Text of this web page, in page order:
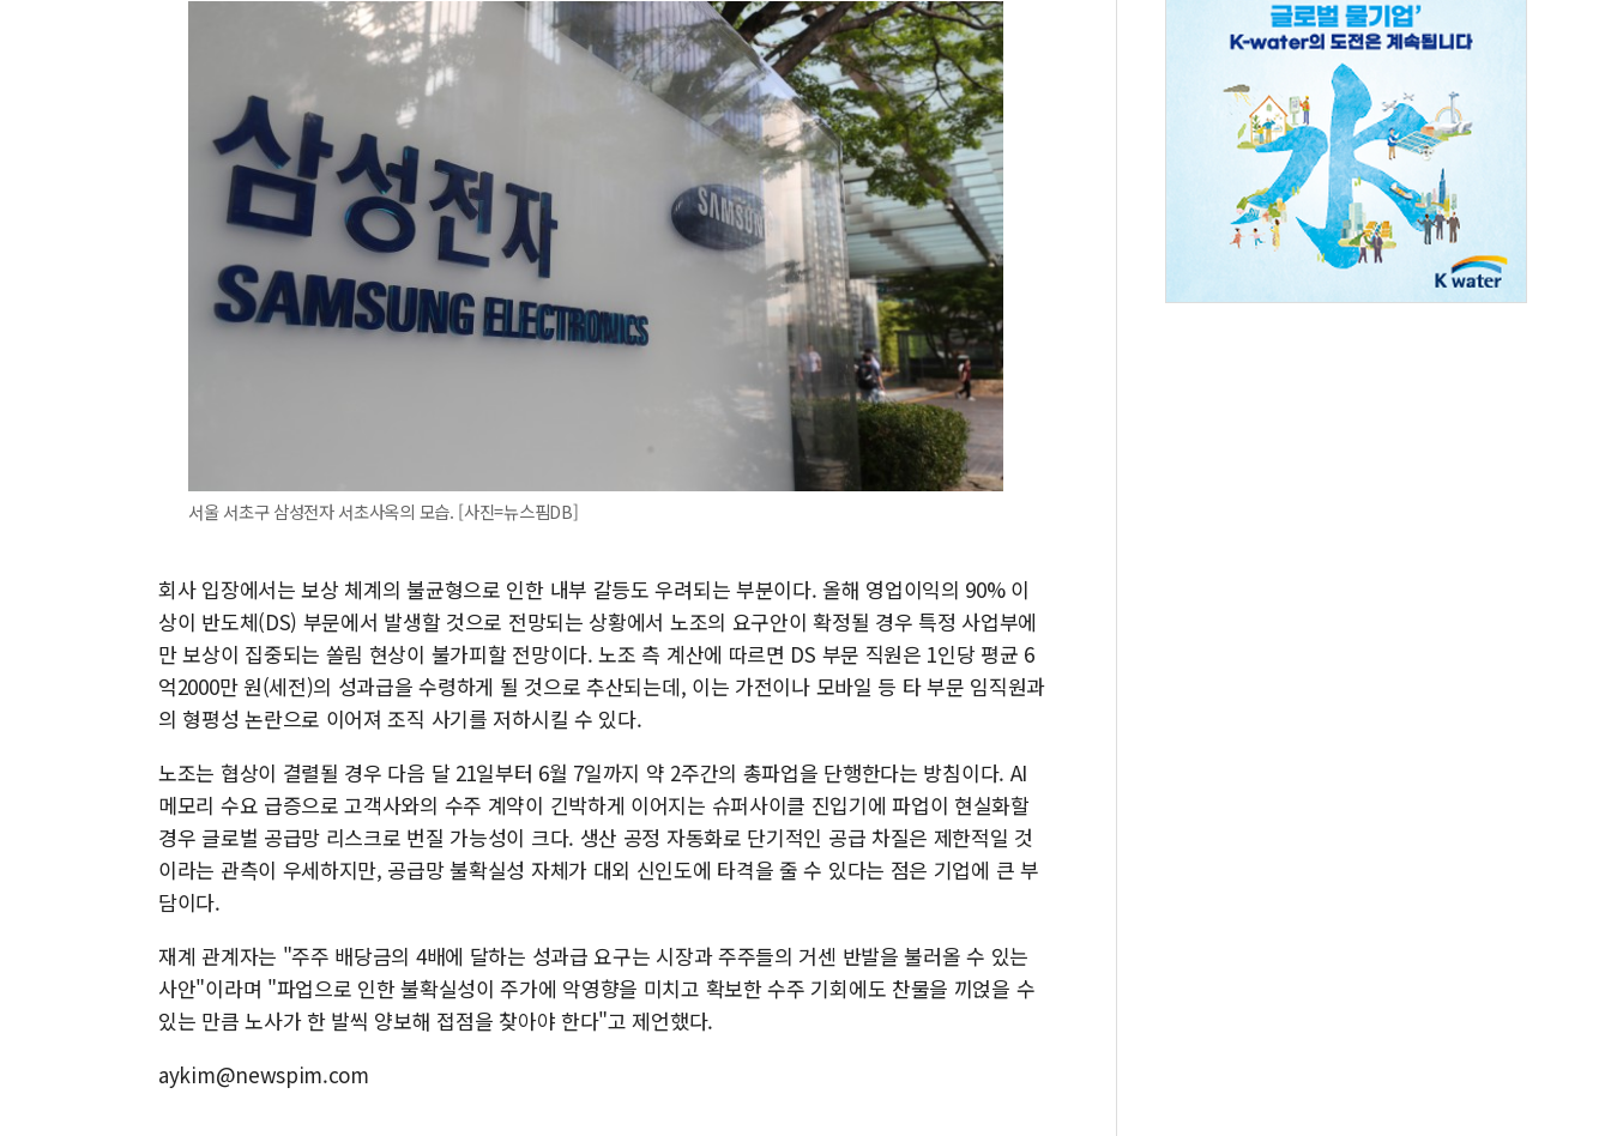
서울 서초구 삼성전자 서초사옥의 모습. [사진=뉴스핌DB]
회사 입장에서는 보상 체계의 불균형으로 인한 내부 갈등도 우려되는 부분이다. 올해 영업이익의 90% 이
상이 반도체(DS) 부문에서 발생할 것으로 전망되는 상황에서 노조의 요구안이 확정될 경우 특정 사업부에
만 보상이 집중되는 쏠림 현상이 불가피할 전망이다. 노조 측 계산에 따르면 DS 부문 직원은 1인당 평균 6
억2000만 원(세전)의 성과급을 수령하게 될 것으로 추산되는데, 이는 가전이나 모바일 등 타 부문 임직원과
의 형평성 논란으로 이어져 조직 사기를 저하시킬 수 있다.
노조는 협상이 결렬될 경우 다음 달 21일부터 6월 7일까지 약 2주간의 총파업을 단행한다는 방침이다. AI
메모리 수요 급증으로 고객사와의 수주 계약이 긴박하게 이어지는 슈퍼사이클 진입기에 파업이 현실화할
경우 글로벌 공급망 리스크로 번질 가능성이 크다. 생산 공정 자동화로 단기적인 공급 차질은 제한적일 것
이라는 관측이 우세하지만, 공급망 불확실성 자체가 대외 신인도에 타격을 줄 수 있다는 점은 기업에 큰 부
담이다.
재계 관계자는 "주주 배당금의 4배에 달하는 성과급 요구는 시장과 주주들의 거센 반발을 불러올 수 있는
사안"이라며 "파업으로 인한 불확실성이 주가에 악영향을 미치고 확보한 수주 기회에도 찬물을 끼얹을 수
있는 만큼 노사가 한 발씩 양보해 접점을 찾아야 한다"고 제언했다.
aykim@newspim.com